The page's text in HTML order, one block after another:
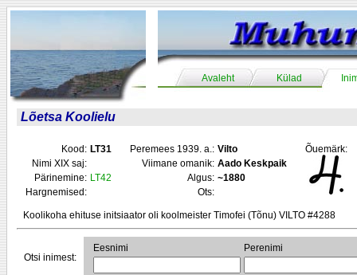
Avaleht Külad
Lõetsa Koolielu
Kood: LT31 Peremees 1939. a.: Vilto
Õuemärk:
Nimi XIX saj:
Viimane omanik: Aado Keskpaik
Pärinemine: LT42 Algus: ~1880
Hargnemised:
Ots:
Koolikoha ehituse initsiaator oli koolmeister Timofei (Tõnu) VILTO #4288
Otsi inimest:
Eesnimi Perenimi